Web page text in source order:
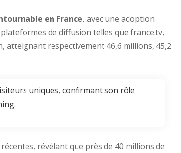
en France, avec une adoption
de diffusion telles que france.tv,
atteignant respectivement 46,6 millions, 45,2
uniques, confirmant son rôle
révélant que près de 40 millions de